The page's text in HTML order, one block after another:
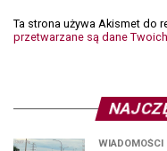
Ta strona używa Akismet do
przetwarzane są dane
WIADOMOŚCI